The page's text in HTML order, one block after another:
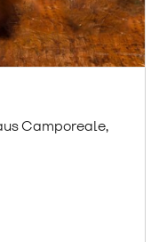
Camporeale,